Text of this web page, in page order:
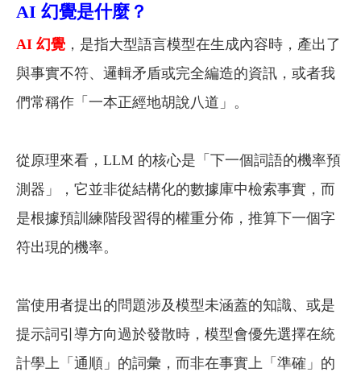
AI 幻覺是什麼？
AI 幻覺 ，是指大型語言模型在生成內容時，產出了
與事實不符、邏輯矛盾或完全編造的資訊，或者我
們常稱作「一本正經地胡說八道」。
從原理來看，LLM 的核心是「下一個詞語的機率預
測器」，它並非從結構化的數據庫中檢索事實，而
是根據預訓練階段習得的權重分佈，推算下一個字
符出現的機率。
當使用者提出的問題涉及模型未涵蓋的知識、或是
提示詞引導方向過於發散時，模型會優先選擇在統
計學上「通順」的詞彙，而非在事實上「準確」的